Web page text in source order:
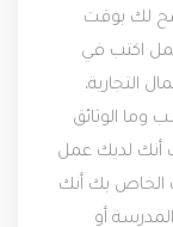
لك بوقت
اكتب في
التجارية،
الوثائق
أنك لديك عمل
الخاص بك أنك
أو